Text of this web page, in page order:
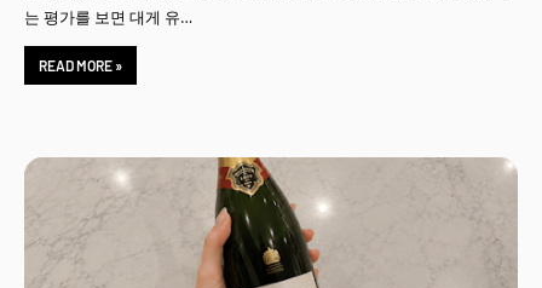
는 평가를 보면 대게 유…
READ MORE »